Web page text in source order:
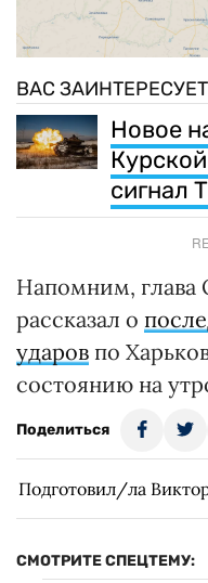
ВАС ЗАИНТЕРЕСУЕТ
Новое
сигнал
Напомним, глава
рассказал о
ударов по
состоянию на
Поделиться
Подготовил/ла
СМОТРИТЕ СПЕЦТЕМУ: